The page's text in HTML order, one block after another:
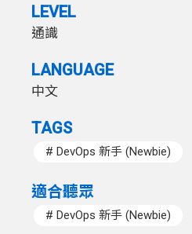
LEVEL
通識
LANGUAGE
中文
TAGS
DevOps 新手 (Newbie)
適合聽眾
DevOps 新手 (Newbie)